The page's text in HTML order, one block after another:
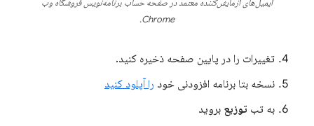
ایمیل‌های آزمایش‌کننده معتمد در صفحه حساب برنامه‌نویس فروشگاه وب
Chrome.
تغییرات را در پایین صفحه ذخیره کنید.
نسخه بتا برنامه افزودنی خود را آپلود کنید
به تب توزیع بروید